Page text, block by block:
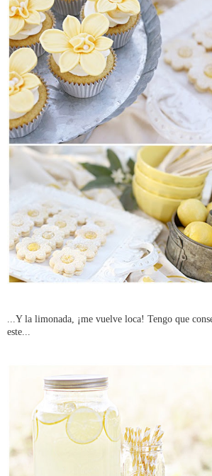
...Y la limonada, ¡me vuelve loca! Tengo que
este...